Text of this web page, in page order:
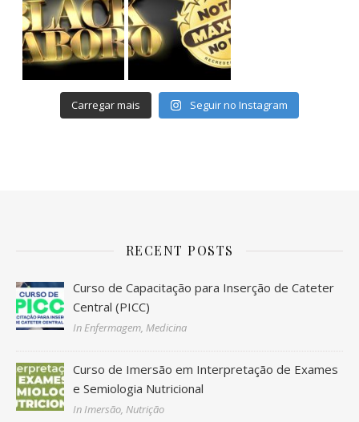
Avanc
Carregar mais Seguir no Instagram
RECENT POSTS
Curso de Capacitação para Inserção de Cateter
Central (PICC)
In Enfermagem, Medicina
Curso de Imersão em Interpretação de Exames
e Semiologia Nutricional
In Imersão, Nutrição